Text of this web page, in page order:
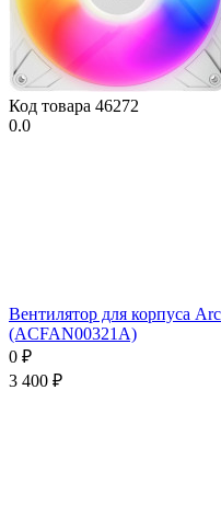
Код товара 46272
0.0
Вентилятор для корпуса
(ACFAN00321A)
0 ₽
3 400 ₽